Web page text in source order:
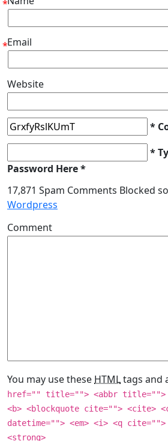
*
Email
*
Website
*
*
Password Here *
17,871 Spam Comments Blocked
Wordpress
Comment
You may use these HTMLtags and
href="" title=""> <abbr title="">
<b> <blockquote cite=""> <cite>
datetime=""> <em> <i> <q
<strong>